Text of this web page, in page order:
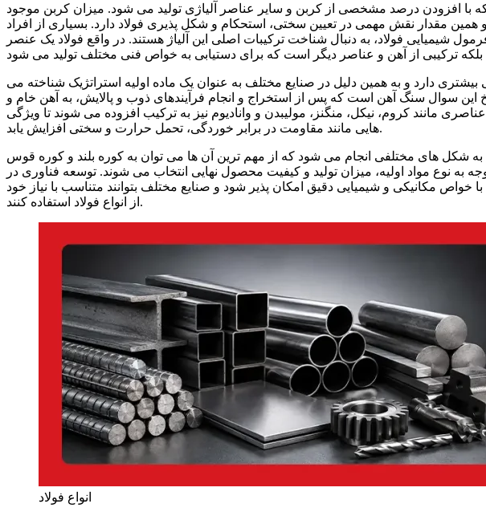
با افزودن درصد مشخصی از کربن و سایر عناصر آلیاژی تولید می شود. میزان کربن موجود
تا 2 درصد متغیر است و همین مقدار نقش مهمی در تعیین سختی، استحکام و شکل پذیری فولاد دارد. بسیاری از افراد
شیمیایی فولاد، به دنبال شناخت ترکیبات اصلی این آلیاژ هستند. در واقع فولاد یک عنصر
دارد و به همین دلیل در صنایع مختلف به عنوان یک ماده اولیه استراتژیک شناخته می
سوال سنگ آهن است که پس از استخراج و انجام فرآیندهای ذوب و پالایش، به آهن خام و
مانند کروم، نیکل، منگنز، مولیبدن و وانادیوم نیز به ترکیب افزوده می شوند تا ویژگی
هایی مانند مقاومت در برابر خوردگی، تحمل حرارت و سختی افزایش یابد.
به شکل های مختلفی انجام می شود که از مهم ترین آن ها می توان به کوره بلند و کوره قوس
به نوع مواد اولیه، میزان تولید و کیفیت محصول نهایی انتخاب می شوند. توسعه فناوری در
خواص مکانیکی و شیمیایی دقیق امکان پذیر شود و صنایع مختلف بتوانند متناسب با نیاز خود
از انواع فولاد استفاده کنند.
انواع فولاد